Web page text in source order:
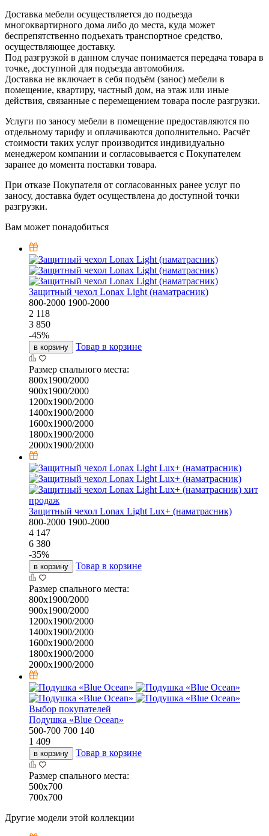
Доставка мебели осуществляется до подъезда
многоквартирного дома либо до места, куда может
беспрепятственно подъехать транспортное средство,
осуществляющее доставку.
Под разгрузкой в данном случае понимается передача товара в
точке, доступной для подъезда автомобиля.
Доставка не включает в себя подъём (занос) мебели в
помещение, квартиру, частный дом, на этаж или иные
действия, связанные с перемещением товара после разгрузки.
Услуги по заносу мебели в помещение предоставляются по
отдельному тарифу и оплачиваются дополнительно. Расчёт
стоимости таких услуг производится индивидуально
менеджером компании и согласовывается с Покупателем
заранее до момента поставки товара.
При отказе Покупателя от согласованных ранее услуг по
заносу, доставка будет осуществлена до доступной точки
разгрузки.
Вам может понадобиться
Защитный чехол Lonax Light (наматрасник)
800-2000 1900-2000
2 118
3 850
-45%
в корзину Товар в корзине
Размер спального места:
800х1900/2000
900х1900/2000
1200х1900/2000
1400х1900/2000
1600х1900/2000
1800х1900/2000
2000х1900/2000
хит
продаж
Защитный чехол Lonax Light Lux+ (наматрасник)
800-2000 1900-2000
4 147
6 380
-35%
в корзину Товар в корзине
Размер спального места:
800х1900/2000
900х1900/2000
1200х1900/2000
1400х1900/2000
1600х1900/2000
1800х1900/2000
2000х1900/2000
Выбор покупателей
Подушка «Bluе Ocean»
500-700 700 140
1 409
в корзину Товар в корзине
Размер спального места:
500х700
700х700
Другие модели этой коллекции